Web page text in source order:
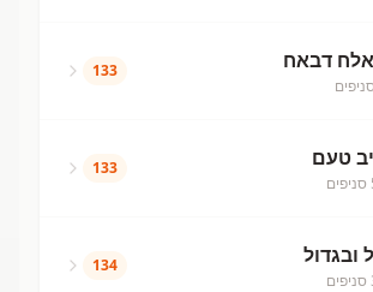
דבאח
סניפים
133
טעם
סניפים
133
ובגדול
סניפים
134